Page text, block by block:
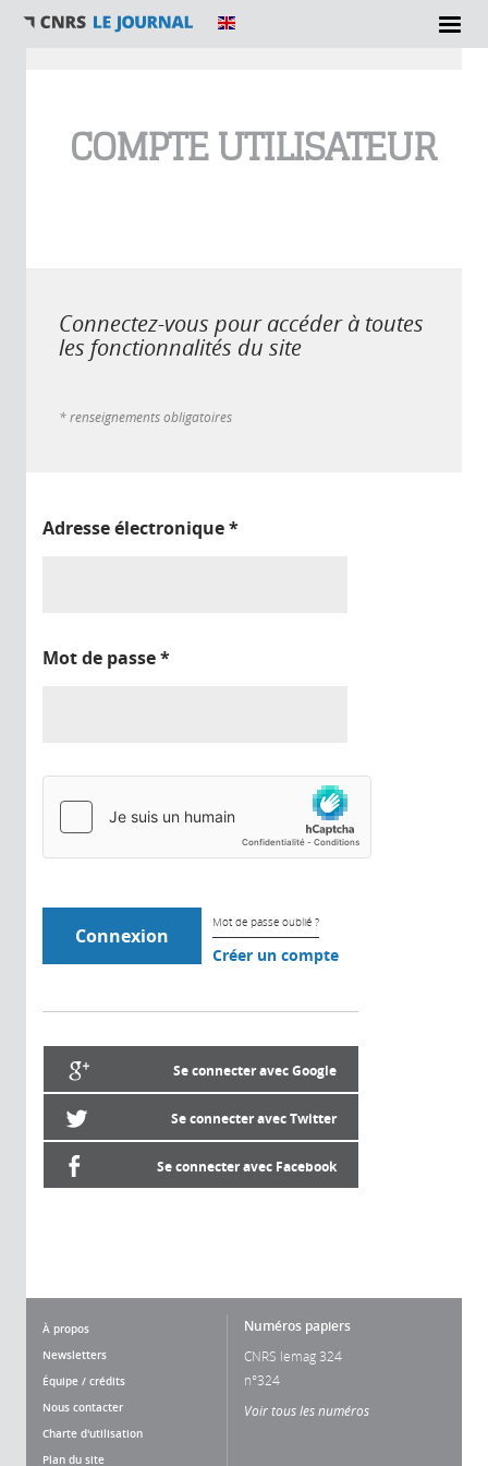
COMPTE UTILISATEUR
Connectez-vous pour accéder à toutes
les fonctionnalités du site
* renseignements obligatoires
Adresse électronique*
Mot de passe*
Mot de passe oublié ?
Créer un compte
Se connecter avec Google
Se connecter avec Twitter
Se connecter avec Facebook
À propos
Newsletters
Équipe / crédits
Nous contacter
Charte d'utilisation
Plan du site
Numéros papiers
CNRS lemag 324
n°324
Voir tous les numéros